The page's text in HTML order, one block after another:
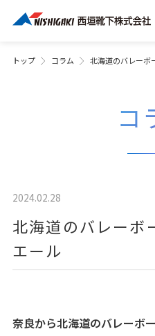
トップ コラム 北海道のバレーボ
コ
2024.02.28
北海道のバレーボ
エール
奈良から北海道のバレーボ